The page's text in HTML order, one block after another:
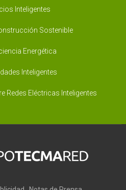
Inteligentes
Sostenible
Energética
Inteligentes
Redes Eléctricas Inteligentes